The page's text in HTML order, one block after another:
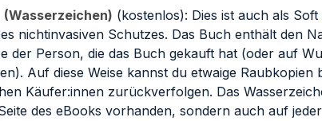
(Wasserzeichen) (kostenlos): Dies ist auch als
nichtinvasiven Schutzes. Das Buch enthält den
der Person, die das Buch gekauft hat (oder auf
Auf diese Weise kannst du etwaige Raubkopien
Käufer:innen zurückverfolgen. Das
des eBooks vorhanden, sondern auch auf